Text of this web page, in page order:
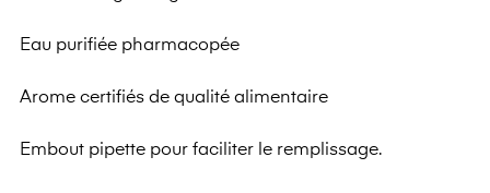
Eau purifiée pharmacopée
Arome certifiés de qualité alimentaire
Embout pipette pour faciliter le remplissage.